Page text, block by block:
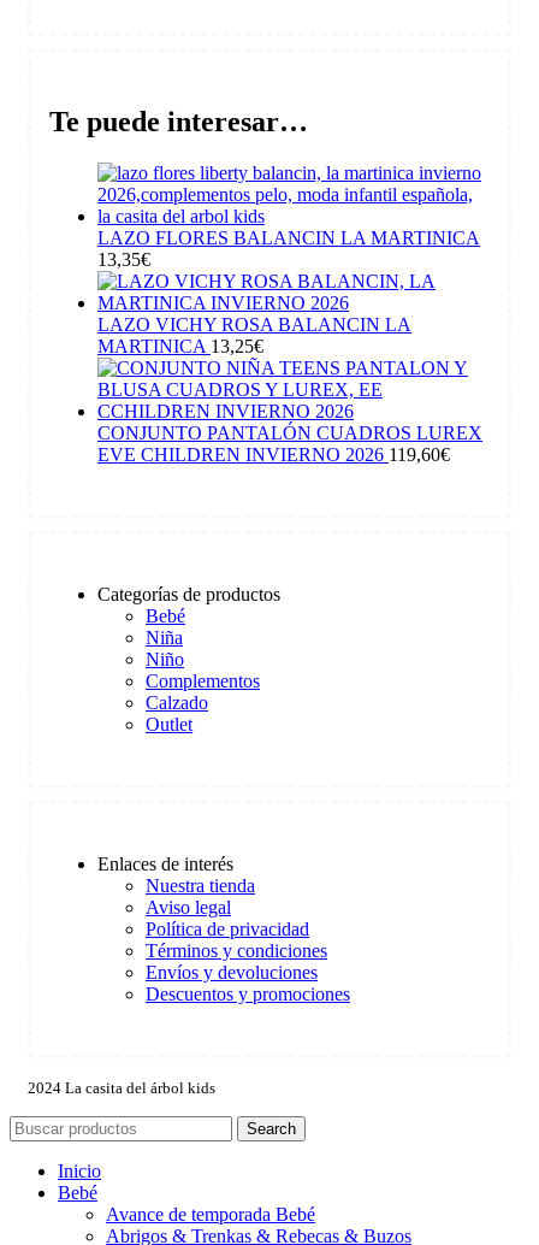
Te puede interesar…
LAZO FLORES BALANCIN LA MARTINICA
13,35€
LAZO VICHY ROSA BALANCIN LA
MARTINICA 13,25€
CONJUNTO PANTALÓN CUADROS LUREX
EVE CHILDREN INVIERNO 2026 119,60€
Categorías de productos
Bebé
Niña
Niño
Complementos
Calzado
Outlet
Enlaces de interés
Nuestra tienda
Aviso legal
Política de privacidad
Términos y condiciones
Envíos y devoluciones
Descuentos y promociones
2024 La casita del árbol kids
Search
Inicio
Bebé
Avance de temporada Bebé
Abrigos & Trenkas & Rebecas & Buzos